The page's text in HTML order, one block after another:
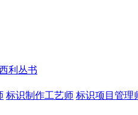
利丛书
标识制作工艺师 标识项目管理